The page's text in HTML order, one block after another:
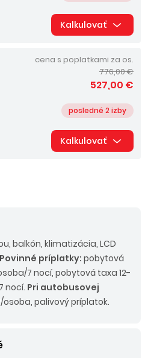
Kalkulovať
posledné 2 izby
cena s poplatkami za os.
776,00 €
527,00 €
Kalkulovať
balkón, klimatizácia, LCD
Povinné príplatky: pobytová
7 nocí, pobytová taxa 12-
nocí. Pri autobusovej
osoba, palivový príplatok.